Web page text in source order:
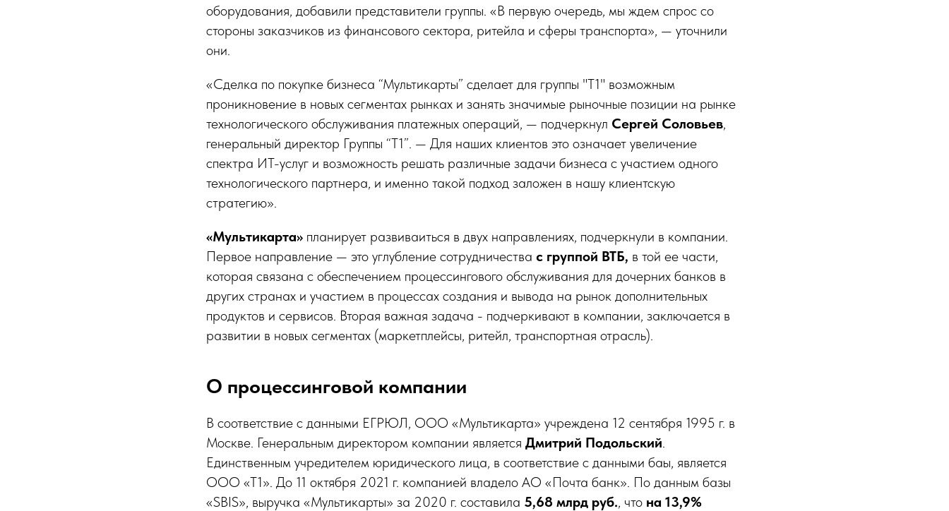
оборудования, добавили представители группы. «В первую очередь, мы ждем спрос со
стороны заказчиков из финансового сектора, ритейла и сферы транспорта», — уточнили
они.
«Сделка по покупке бизнеса “Мультикарты” сделает для группы "Т1" возможным
проникновение в новых сегментах рынках и занять значимые рыночные позиции на рынке
технологического обслуживания платежных операций, — подчеркнул Сергей Соловьев,
генеральный директор Группы “Т1”. — Для наших клиентов это означает увеличение
спектра ИТ-услуг и возможность решать различные задачи бизнеса с участием одного
технологического партнера, и именно такой подход заложен в нашу клиентскую
стратегию».
«Мультикарта» планирует развиваиться в двух направлениях, подчеркнули в компании.
Первое направление — это углубление сотрудничества с группой ВТБ, в той ее части,
которая связана с обеспечением процессингового обслуживания для дочерних банков в
других странах и участием в процессах создания и вывода на рынок дополнительных
продуктов и сервисов. Вторая важная задача - подчеркивают в компании, заключается в
развитии в новых сегментах (маркетплейсы, ритейл, транспортная отрасль).
О процессинговой компании
В соответствие с данными ЕГРЮЛ, ООО «Мультикарта» учреждена 12 сентября 1995 г. в
Москве. Генеральным директором компании является Дмитрий Подольский.
Единственным учредителем юридического лица, в соответствие с данными баы, является
ООО «Т1». До 11 октября 2021 г. компанией владело АО «Почта банк». По данным базы
«SBIS», выручка «Мультикарты» за 2020 г. составила 5,68 млрд руб., что на 13,9%